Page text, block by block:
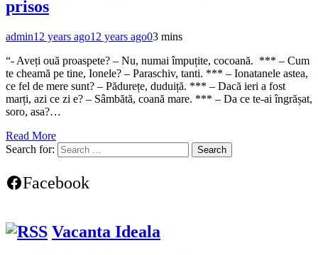
prisos
admin12 years ago12 years ago03 mins
“- Aveți ouă proaspete? – Nu, numai împuțite, cocoană. *** – Cum
te cheamă pe tine, Ionele? – Paraschiv, tanti. *** – Ionatanele astea,
ce fel de mere sunt? – Pădurețe, duduiță. *** – Dacă ieri a fost
marți, azi ce zi e? – Sâmbătă, coană mare. *** – Da ce te-ai îngrășat,
soro, asa?…
Read More
Search for:
Facebook
Vacanta Ideala